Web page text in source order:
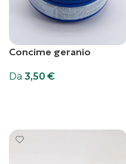
Concime geranio
Da 3,50 €